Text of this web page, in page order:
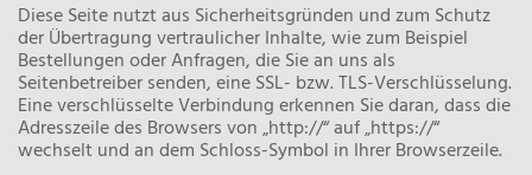
Diese Seite nutzt aus Sicherheitsgründen und zum Schutz
der Übertragung vertraulicher Inhalte, wie zum Beispiel
Bestellungen oder Anfragen, die Sie an uns als
Seitenbetreiber senden, eine SSL- bzw. TLS-Verschlüsselung.
Eine verschlüsselte Verbindung erkennen Sie daran, dass die
Adresszeile des Browsers von „http://“ auf „https://“
wechselt und an dem Schloss-Symbol in Ihrer Browserzeile.